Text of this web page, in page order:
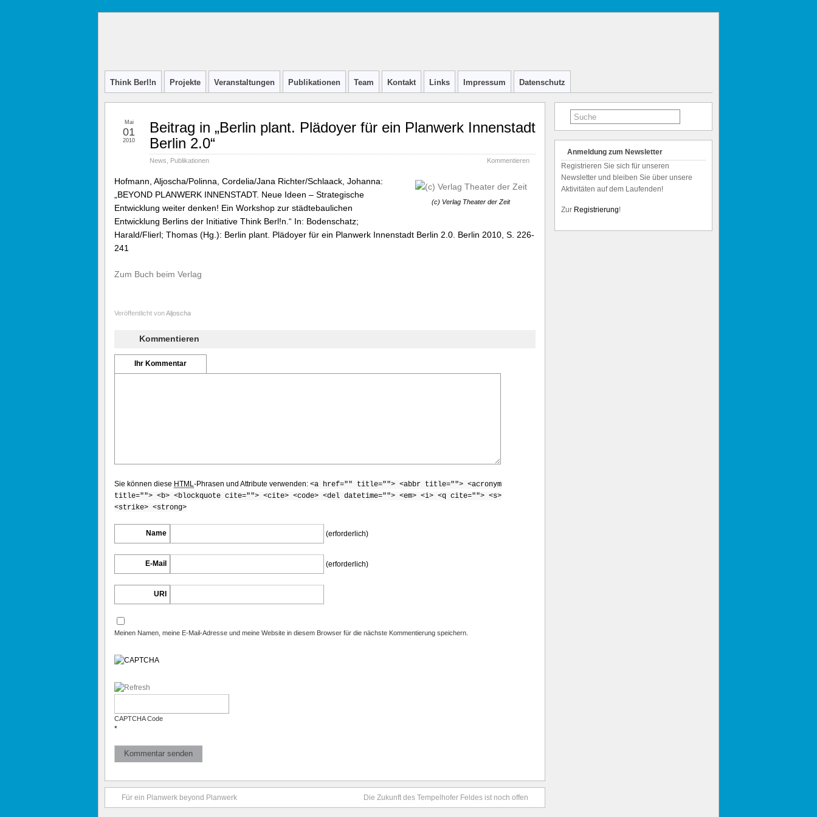
Berl!n
Think Berl!n Projekte Veranstaltungen Publikationen Team Kontakt Links Impressum Datenschutz
Beitrag in „Berlin plant. Plädoyer für ein Planwerk Innenstadt
Berlin 2.0“
News Publikationen Kommentieren
Mai
01
2010
(c) Verlag Theater der Zeit
Hofmann, Aljoscha/Polinna, Cordelia/Jana Richter/Schlaack, Johanna:
„BEYOND PLANWERK INNENSTADT. Neue Ideen – Strategische
Entwicklung weiter denken! Ein Workshop zur städtebaulichen
Entwicklung Berlins der Initiative Think Berl!n.“ In: Bodenschatz;
Harald/Flierl; Thomas (Hg.): Berlin plant. Plädoyer für ein Planwerk Innenstadt Berlin 2.0. Berlin 2010, S. 226-
241
Zum Buch beim Verlag
Veröffentlicht vonAljoscha
Kommentieren
Ihr Kommentar
Sie können diese HTML -Phrasen und Attribute verwenden: <a href="" title=""> <abbr title=""> <acronym
title=""> <b> <blockquote cite=""> <cite> <code> <del datetime=""> <em> <i> <q cite=""> <s>
<strike> <strong>
Name (erforderlich)
E-Mail (erforderlich)
URI
Meinen Namen, meine E-Mail-Adresse und meine Website in diesem Browser für die nächste Kommentierung speichern.
CAPTCHA Code
*
Für ein Planwerk beyond Planwerk Die Zukunft des Tempelhofer Feldes ist noch offen
Anmeldung zum Newsletter
Registrieren Sie sich für unseren
Newsletter und bleiben Sie über unsere
Aktivitäten auf dem Laufenden!
Zur Registrierung!